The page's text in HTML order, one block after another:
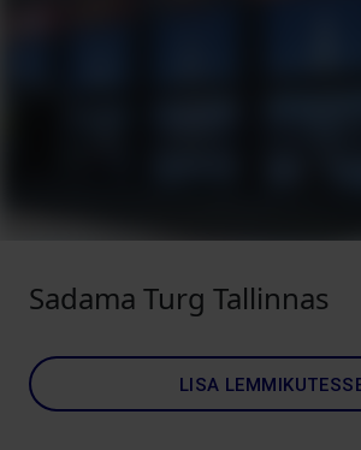
Sadama Turg Tallinnas
LISA